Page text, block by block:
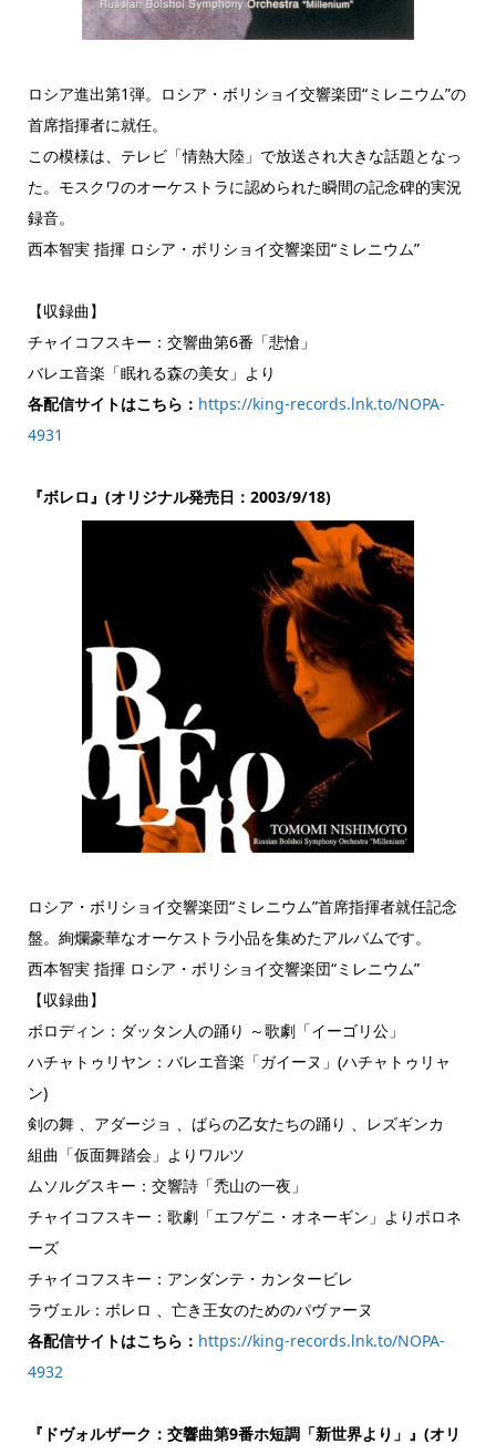
ロシア進出第1弾。ロシア・ボリショイ交響楽団“ミレニウム”の
首席指揮者に就任。
この模様は、テレビ「情熱大陸」で放送され大きな話題となっ
た。モスクワのオーケストラに認められた瞬間の記念碑的実況
録音。
西本智実 指揮 ロシア・ボリショイ交響楽団“ミレニウム”
【収録曲】
チャイコフスキー：交響曲第6番「悲愴」
バレエ音楽「眠れる森の美女」より
各配信サイトはこちら： https://king-records.lnk.to/NOPA-
4931
『ボレロ』(オリジナル発売日：2003/9/18)
ロシア・ボリショイ交響楽団“ミレニウム”首席指揮者就任記念
盤。絢爛豪華なオーケストラ小品を集めたアルバムです。
西本智実 指揮 ロシア・ボリショイ交響楽団“ミレニウム”
【収録曲】
ボロディン：ダッタン人の踊り ～歌劇「イーゴリ公」
ハチャトゥリヤン：バレエ音楽「ガイーヌ」(ハチャトゥリャ
ン)
剣の舞 、アダージョ 、ばらの乙女たちの踊り 、レズギンカ
組曲「仮面舞踏会」よりワルツ
ムソルグスキー：交響詩「禿山の一夜」
チャイコフスキー：歌劇「エフゲニ・オネーギン」よりポロネ
ーズ
チャイコフスキー：アンダンテ・カンタービレ
ラヴェル：ボレロ 、亡き王女のためのパヴァーヌ
各配信サイトはこちら： https://king-records.lnk.to/NOPA-
4932
『ドヴォルザーク：交響曲第9番ホ短調「新世界より」』(オリ